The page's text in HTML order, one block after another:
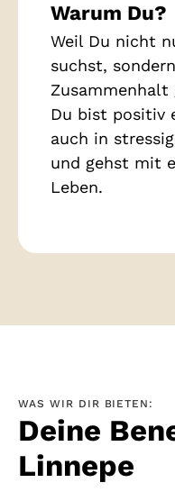
Warum Du?
Weil Du nicht
suchst,
Zusammenhalt
Du bist positiv
auch in
und gehst mit
Leben.
WAS WIR DIR BIETEN:
Deine
Linnepe